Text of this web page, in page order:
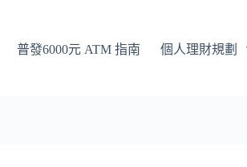
普發6000元 ATM 指南 個人理財規劃